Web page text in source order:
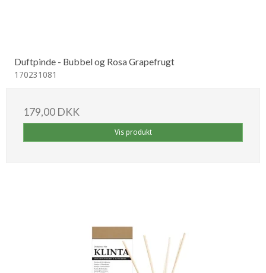
Duftpinde - Bubbel og Rosa Grapefrugt
170231081
179,00 DKK
Vis produkt